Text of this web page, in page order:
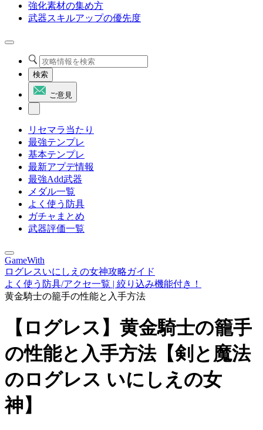
強化素材の集め方
武器スキルアップの優先度
検索
ご意見
リセマラ当たり
最強テンプレ
基本テンプレ
最新アプデ情報
最強Add武器
メダル一覧
よく使う防具
ガチャまとめ
武器評価一覧
GameWith
ログレスいにしえの女神攻略ガイド
よく使う防具/アクセ一覧 | 絞り込み機能付き！
黄金騎士の籠手の性能と入手方法
【ログレス】黄金騎士の籠手
の性能と入手方法【剣と魔法
のログレス いにしえの女
神】